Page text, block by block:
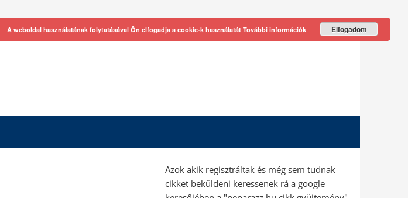
Azok akik regisztráltak és még sem tudnak
cikket beküldeni keressenek rá a google
A weboldal használatának folytatásával Ön elfogadja a cookie-k használatát További információk Elfogadom